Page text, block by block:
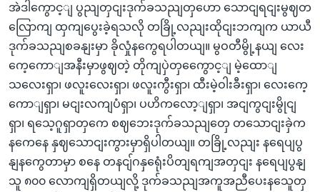
အဲဒါကွောင့ျ ပွညျတှငျးဒုက်ခသညျတှဟော သောငျရငျးမွဈတ
လြောကျ ထှကျပွေးခဲ့ရသလို တခြို့လညျးထိုငျးဘကျက ယာယီ
ဒုက်ခသညျစခနျးမှာ ခိုလှုံနကွေရပါတယျ။ မွဝတီမွို့နယျ လေး
ကေ့ကောျအနီးမှာဖွဈတဲ့ တိုကျပှဲတှကွေောင့ျ မဲ့ထောျ
သလေးရှာ၊ ဖလူးလေးရှာ၊ ဖလူးကွီးရှာ၊ ထီးမဲ့ဝါးခီးရှာ၊ လေးကေ့
ကောျရှာ၊ မငျးလကျပံရှာ၊ ပဟိကလော့ျရှာ၊ အငျကွငျးမွိုငျ
ရှာ၊ ရသေ့ဂူရှာတှကေ စဈဘေးဒုက်ခသညျတှေ တသောငျးခှဲက
နကေနေ နှဈသောငျးကွားမှာရှိပါတယျ။ တခြို့လညျး နရေပျပွ
နျနကွေတာမှာ စနေ တနငျ်ဂနှရေုံးပိတျရကျအတှငျး နရေပျပွနျ
သူ ၈၀၀ လောကျရှိတယျလို့ ဒုက်ခသညျအကူအညီပေးနသေူတှ